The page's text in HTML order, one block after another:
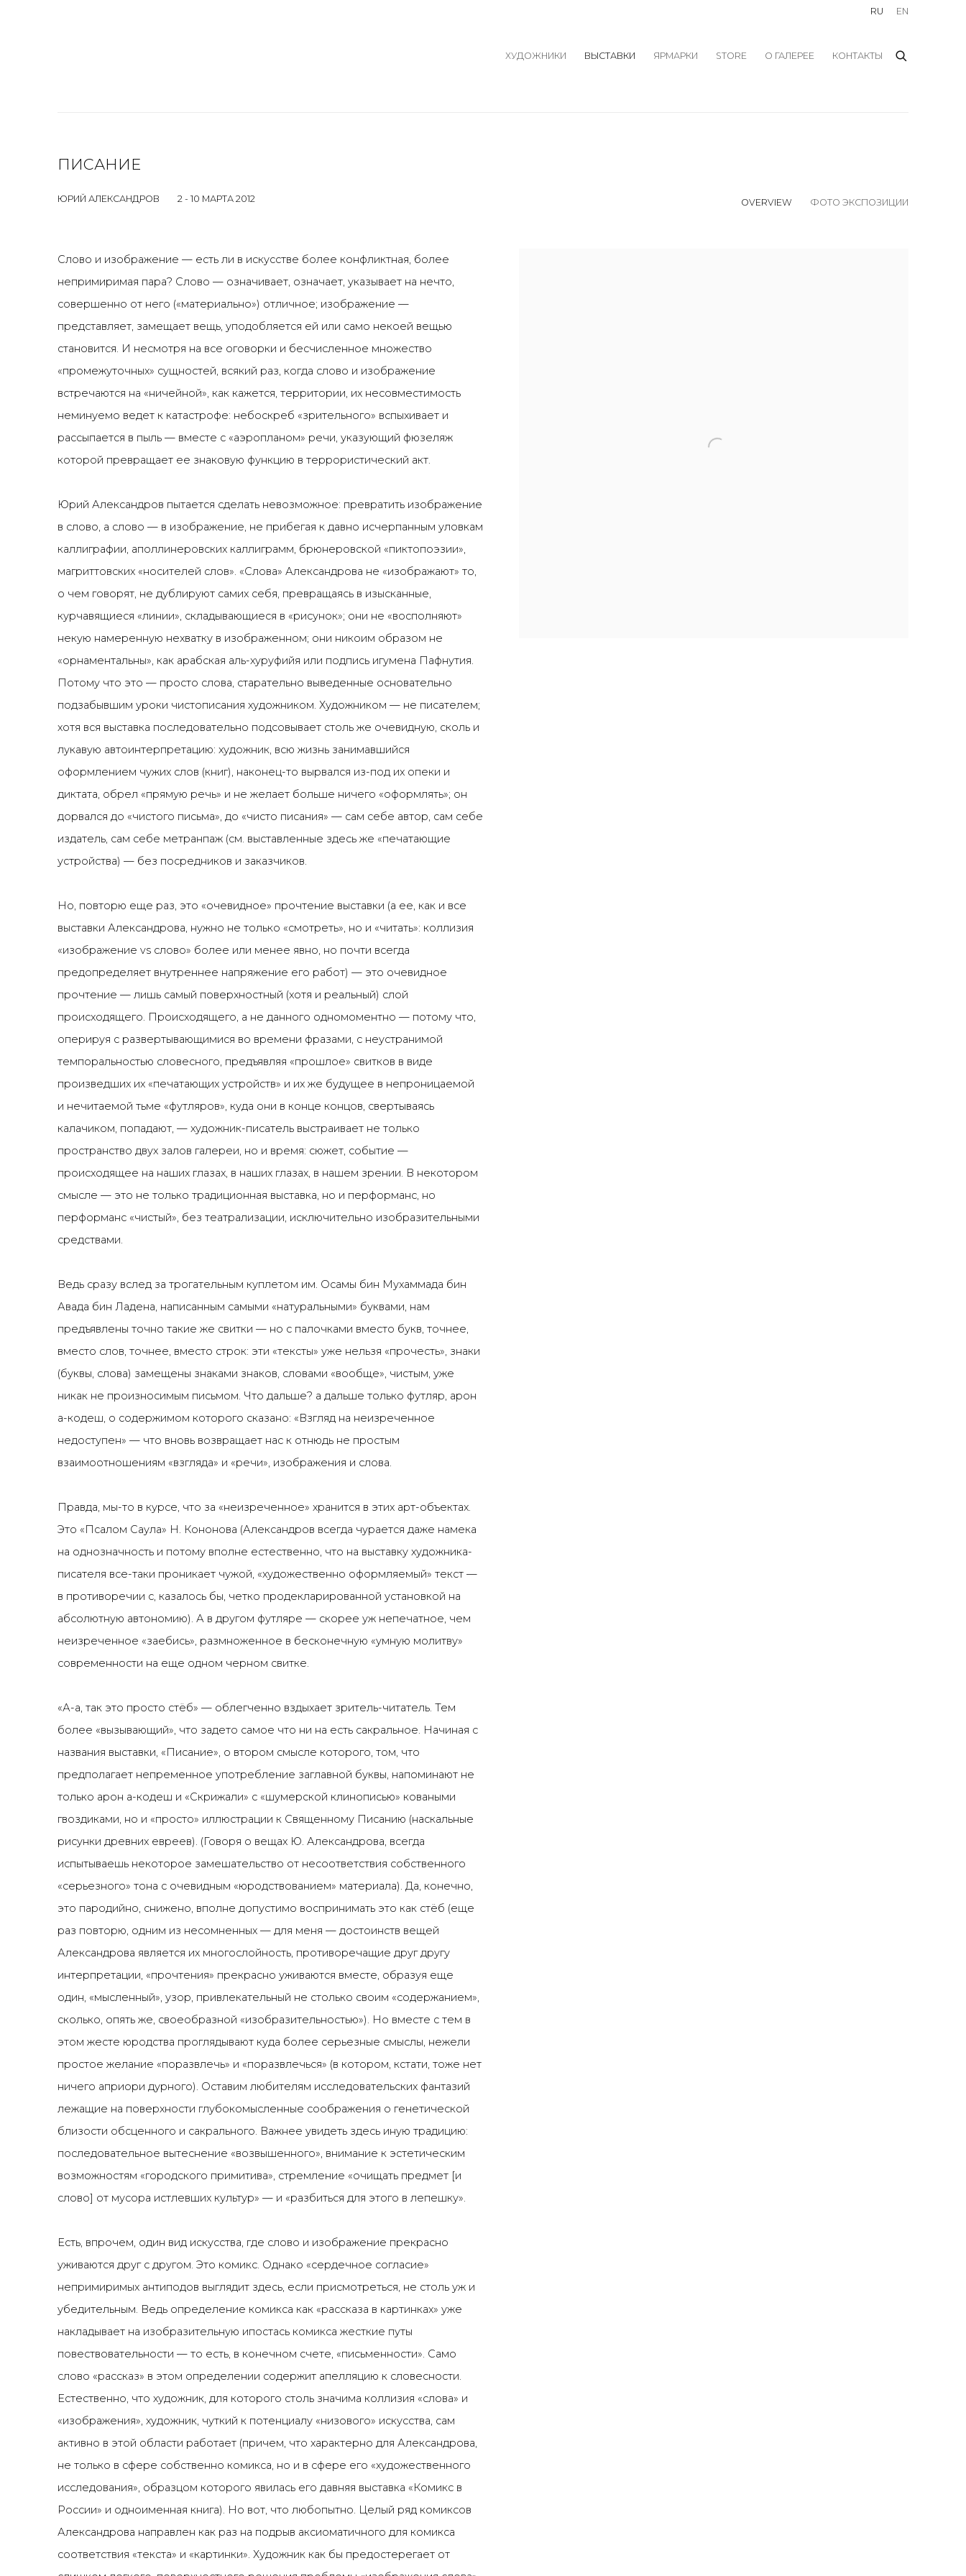
ХУДОЖНИКИ ВЫСТАВКИ ЯРМАРКИ STORE О ГАЛЕРЕЕ КОНТАКТЫ
RU EN
ПИСАНИЕ
ЮРИЙ АЛЕКСАНДРОВ 2 - 10 МАРТА 2012 OVERVIEW ФОТО ЭКСПОЗИЦИИ
Слово и изображение — есть ли в искусстве более конфликтная, более
непримиримая пара? Слово — означивает, означает, указывает на нечто,
совершенно от него («материально») отличное; изображение —
представляет, замещает вещь, уподобляется ей или само некоей вещью
становится. И несмотря на все оговорки и бесчисленное множество
«промежуточных» сущностей, всякий раз, когда слово и изображение
встречаются на «ничейной», как кажется, территории, их несовместимость
неминуемо ведет к катастрофе: небоскреб «зрительного» вспыхивает и
рассыпается в пыль — вместе с «аэропланом» речи, указующий фюзеляж
которой превращает ее знаковую функцию в террористический акт.
Юрий Александров пытается сделать невозможное: превратить изображение
в слово, а слово — в изображение, не прибегая к давно исчерпанным уловкам
каллиграфии, аполлинеровских каллиграмм, брюнеровской «пиктопоэзии»,
магриттовских «носителей слов». «Слова» Александрова не «изображают» то,
о чем говорят, не дублируют самих себя, превращаясь в изысканные,
курчавящиеся «линии», складывающиеся в «рисунок»; они не «восполняют»
некую намеренную нехватку в изображенном; они никоим образом не
«орнаментальны», как арабская аль-хуруфийя или подпись игумена Пафнутия.
Потому что это — просто слова, старательно выведенные основательно
подзабывшим уроки чистописания художником. Художником — не писателем;
хотя вся выставка последовательно подсовывает столь же очевидную, сколь и
лукавую автоинтерпретацию: художник, всю жизнь занимавшийся
оформлением чужих слов (книг), наконец-то вырвался из-под их опеки и
диктата, обрел «прямую речь» и не желает больше ничего «оформлять»; он
дорвался до «чистого письма», до «чисто писания» — сам себе автор, сам себе
издатель, сам себе метранпаж (см. выставленные здесь же «печатающие
устройства) — без посредников и заказчиков.
Но, повторю еще раз, это «очевидное» прочтение выставки (а ее, как и все
выставки Александрова, нужно не только «смотреть», но и «читать»: коллизия
«изображение vs слово» более или менее явно, но почти всегда
предопределяет внутреннее напряжение его работ) — это очевидное
прочтение — лишь самый поверхностный (хотя и реальный) слой
происходящего. Происходящего, а не данного одномоментно — потому что,
оперируя с развертывающимися во времени фразами, с неустранимой
темпоральностью словесного, предъявляя «прошлое» свитков в виде
произведших их «печатающих устройств» и их же будущее в непроницаемой
и нечитаемой тьме «футляров», куда они в конце концов, свертываясь
калачиком, попадают, — художник-писатель выстраивает не только
пространство двух залов галереи, но и время: сюжет, событие —
происходящее на наших глазах, в наших глазах, в нашем зрении. В некотором
смысле — это не только традиционная выставка, но и перформанс, но
перформанс «чистый», без театрализации, исключительно изобразительными
средствами.
Ведь сразу вслед за трогательным куплетом им. Осамы бин Мухаммада бин
Авада бин Ладена, написанным самыми «натуральными» буквами, нам
предъявлены точно такие же свитки — но с палочками вместо букв, точнее,
вместо слов, точнее, вместо строк: эти «тексты» уже нельзя «прочесть», знаки
(буквы, слова) замещены знаками знаков, словами «вообще», чистым, уже
никак не произносимым письмом. Что дальше? а дальше только футляр, арон
а-кодеш, о содержимом которого сказано: «Взгляд на неизреченное
недоступен» — что вновь возвращает нас к отнюдь не простым
взаимоотношениям «взгляда» и «речи», изображения и слова.
Правда, мы-то в курсе, что за «неизреченное» хранится в этих арт-объектах.
Это «Псалом Саула» Н. Кононова (Александров всегда чурается даже намека
на однозначность и потому вполне естественно, что на выставку художника-
писателя все-таки проникает чужой, «художественно оформляемый» текст —
в противоречии с, казалось бы, четко продекларированной установкой на
абсолютную автономию). А в другом футляре — скорее уж непечатное, чем
неизреченное «заебись», размноженное в бесконечную «умную молитву»
современности на еще одном черном свитке.
«А-а, так это просто стёб» — облегченно вздыхает зритель-читатель. Тем
более «вызывающий», что задето самое что ни на есть сакральное. Начиная с
названия выставки, «Писание», о втором смысле которого, том, что
предполагает непременное употребление заглавной буквы, напоминают не
только арон а-кодеш и «Скрижали» с «шумерской клинописью» коваными
гвоздиками, но и «просто» иллюстрации к Священному Писанию (наскальные
рисунки древних евреев). (Говоря о вещах Ю. Александрова, всегда
испытываешь некоторое замешательство от несоответствия собственного
«серьезного» тона с очевидным «юродствованием» материала). Да, конечно,
это пародийно, снижено, вполне допустимо воспринимать это как стёб (еще
раз повторю, одним из несомненных — для меня — достоинств вещей
Александрова является их многослойность, противоречащие друг другу
интерпретации, «прочтения» прекрасно уживаются вместе, образуя еще
один, «мысленный», узор, привлекательный не столько своим «содержанием»,
сколько, опять же, своеобразной «изобразительностью»). Но вместе с тем в
этом жесте юродства проглядывают куда более серьезные смыслы, нежели
простое желание «поразвлечь» и «поразвлечься» (в котором, кстати, тоже нет
ничего априори дурного). Оставим любителям исследовательских фантазий
лежащие на поверхности глубокомысленные соображения о генетической
близости обсценного и сакрального. Важнее увидеть здесь иную традицию:
последовательное вытеснение «возвышенного», внимание к эстетическим
возможностям «городского примитива», стремление «очищать предмет [и
слово] от мусора истлевших культур» — и «разбиться для этого в лепешку».
Есть, впрочем, один вид искусства, где слово и изображение прекрасно
уживаются друг с другом. Это комикс. Однако «сердечное согласие»
непримиримых антиподов выглядит здесь, если присмотреться, не столь уж и
убедительным. Ведь определение комикса как «рассказа в картинках» уже
накладывает на изобразительную ипостась комикса жесткие путы
повествовательности — то есть, в конечном счете, «письменности». Само
слово «рассказ» в этом определении содержит апелляцию к словесности.
Естественно, что художник, для которого столь значима коллизия «слова» и
«изображения», художник, чуткий к потенциалу «низового» искусства, сам
активно в этой области работает (причем, что характерно для Александрова,
не только в сфере собственно комикса, но и в сфере его «художественного
исследования», образцом которого явилась его давняя выставка «Комикс в
России» и одноименная книга). Но вот, что любопытно. Целый ряд комиксов
Александрова направлен как раз на подрыв аксиоматичного для комикса
соответствия «текста» и «картинки». Художник как бы предостерегает от